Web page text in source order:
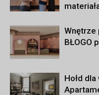
Wnętrze
BŁOGO
Hołd